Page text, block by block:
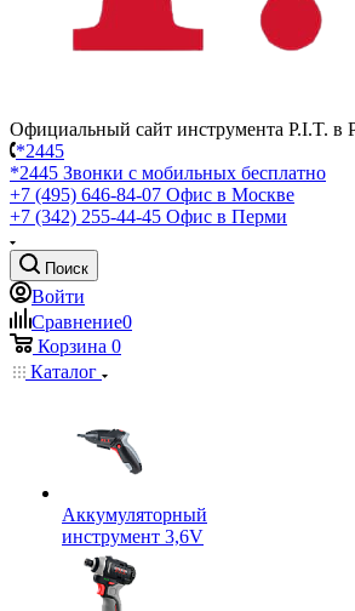
Официальный сайт инструмента P.I.T. в
*2445
*2445 Звонки с мобильных бесплатно
+7 (495) 646-84-07 Офис в Москве
+7 (342) 255-44-45 Офис в Перми
Поиск
Войти
Сравнение0
Корзина 0
Каталог
Аккумуляторный
инструмент 3,6V